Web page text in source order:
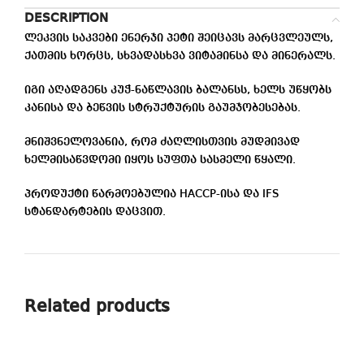
DESCRIPTION
ლეკვის საკვები ენერჯი პეტი შეიცავს მარცვლეულს,
ქათმის ხორცს, სხვადასხვა ვიტამინსა და მინერალს.
იგი აღადგენს კუჭ-ნაწლავის ბალანსს, ხელს უწყობს
კანისა და ბეწვის სტრუქტურის გაუმჯობესებას.
მნიშვნელოვანია, რომ ძაღლისთვის მუდმივად
ხელმისაწვდომი იყოს სუფთა სასმელი წყალი.
პროდუქტი წარმოებულია HACCP-ისა და IFS
სტანდარტების დაცვით.
Related products